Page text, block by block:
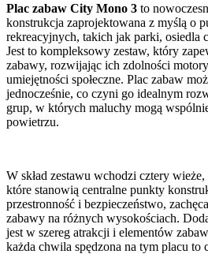
Plac zabaw City Mono 3 to
konstrukcja zaprojektowana z myślą o
rekreacyjnych, takich jak parki, osiedla
Jest to kompleksowy zestaw, który
zabawy, rozwijając ich zdolności
umiejętności społeczne. Plac zabaw
jednocześnie, co czyni go idealnym
grup, w których maluchy mogą
powietrzu.
W skład zestawu wchodzi cztery
które stanowią centralne punkty
przestronność i bezpieczeństwo,
zabawy na różnych wysokościach.
jest w szereg atrakcji i elementów
każda chwila spędzona na tym placu to